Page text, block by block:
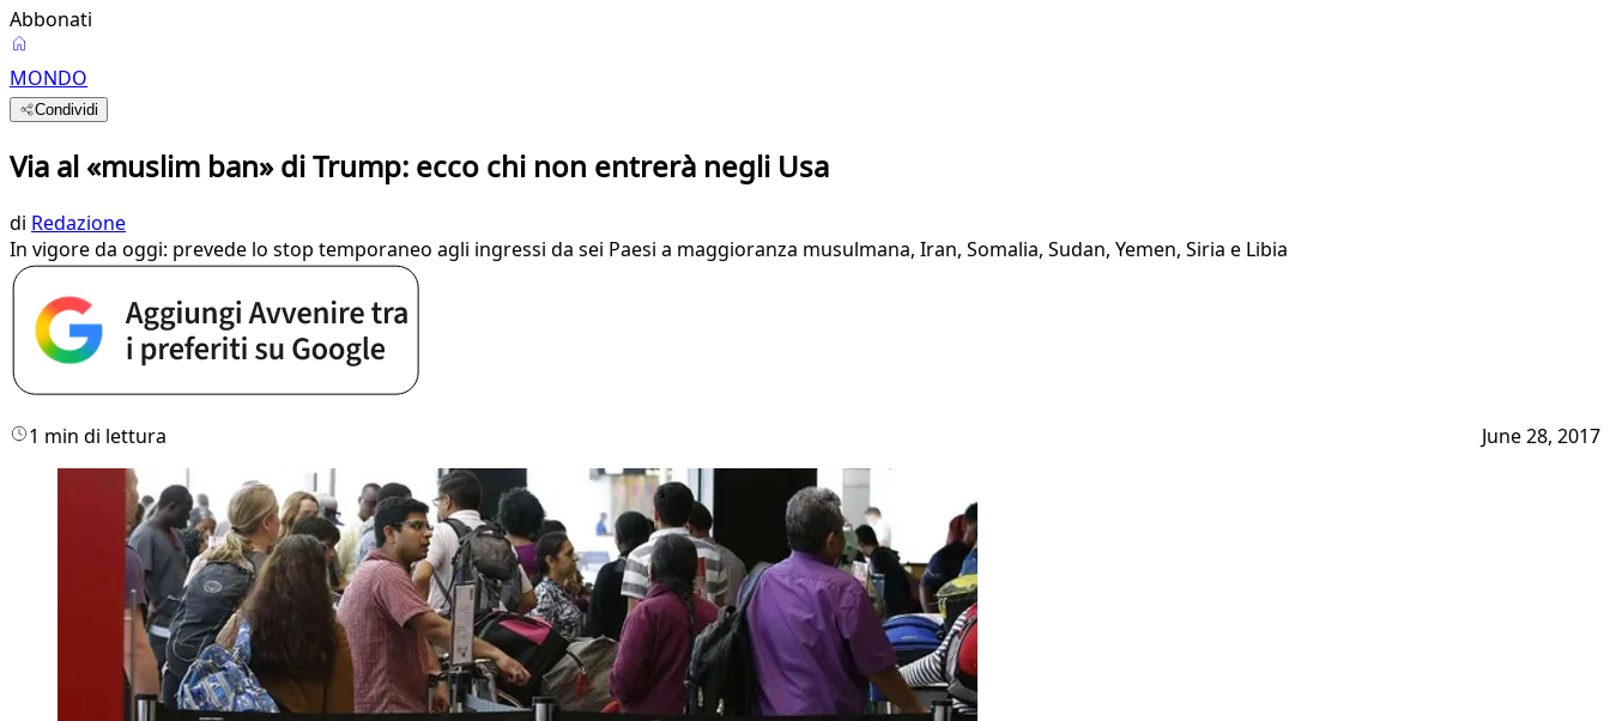
Abbonati
MONDO
Condividi
Via al «muslim ban» di Trump: ecco chi non entrerà negli Usa
di Redazione
In vigore da oggi: prevede lo stop temporaneo agli ingressi da sei Paesi a maggioranza musulmana, Iran, Somalia, Sudan, Yemen, Siria e Libia
1 min di lettura June 28, 2017